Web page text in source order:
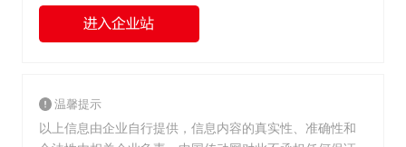
温馨提示
以上信息由企业自行提供，信息内容的真实性、准确性和